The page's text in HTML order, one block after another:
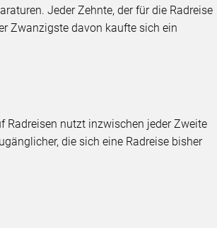
Jeder Zehnte, der für die Radreise
Zwanzigste davon kaufte sich ein
Radreisen nutzt inzwischen jeder Zweite
die sich eine Radreise bisher